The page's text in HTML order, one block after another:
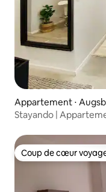
Appartement ⋅
Stayando |
Coup de cœur
Coup de cœur